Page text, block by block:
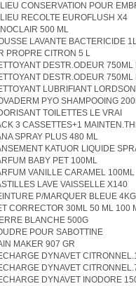
CONSERVATION POUR
RECOLTE EUROFLUSH X4
500 ML
LAVANTE BACTERICIDE
PROPRE CITRON 5 L
DESTR.ODEUR 750ML
DESTR.ODEUR 750ML
LUBRIFIANT
PYO SHAMPOOING
TOILETTES LE VRAI
3 CASSETTES+1
SPRAY PLUS 480 ML
KATUOR LIQUIDE
BABY PET 100ML
VANILLE CARAMEL 100ML
LAVE VAISSELLE X140
P/MARQUER BLEUE 4KG
CORRECTOR 30ML 50 ML 100
BLANCHE 500G
POUR SABOTTINE
MAKER 907 GR
DYNAVET
DYNAVET
DYNAVET INODORE